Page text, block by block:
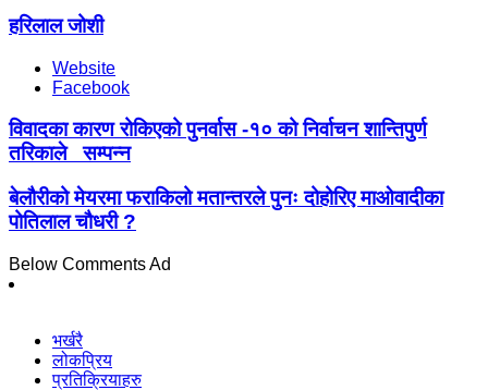
हरिलाल जोशी
Website
Facebook
विवादका कारण रोकिएको पुनर्वास -१० को निर्वाचन शान्तिपुर्ण
तरिकाले सम्पन्न
बेलौरीको मेयरमा फराकिलो मतान्तरले पुनः दोहोरिए माओवादीका
पोतिलाल चौधरी ?
Below Comments Ad
भर्खरै
लोकप्रिय
प्रतिक्रियाहरु